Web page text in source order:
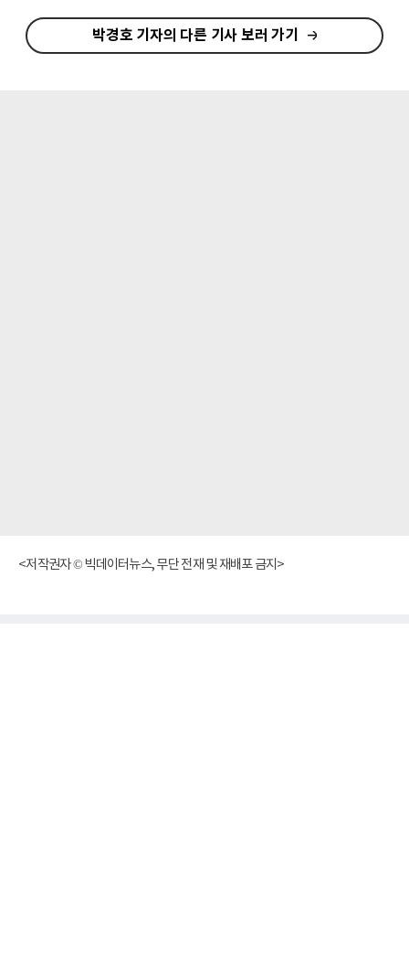
박경호 기자의 다른 기사 보러 가기
<저작권자 © 빅데이터뉴스, 무단 전재 및 재배포 금지>